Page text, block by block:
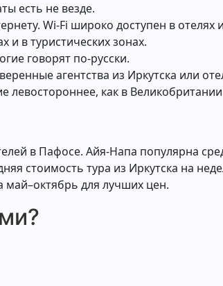
есть не везде.
Wi-Fi широко доступен в отелях
в туристических зонах.
говорят по-русски.
агентства из Иркутска или
как в
в Пафосе. Айя-Напа популярна
стоимость тура из Иркутска на
май–октябрь для лучших цен.